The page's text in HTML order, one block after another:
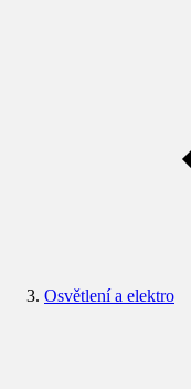
Osvětlení a elektro